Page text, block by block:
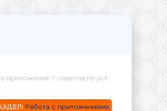
7 советов по установке пароля
Работа с приложениями